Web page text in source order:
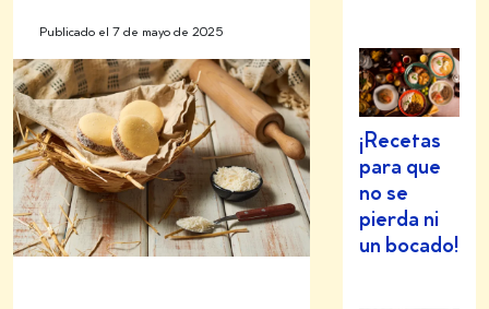
Publicado el 7 de mayo de 2025
¡Recetas
para que
no se
pierda ni
un bocado!